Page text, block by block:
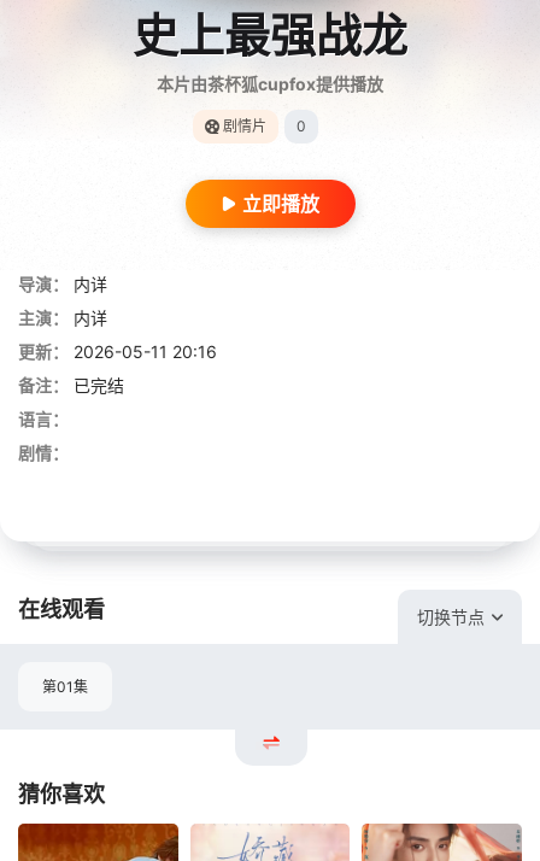
史上最强战龙
本片由茶杯狐cupfox提供播放
剧情片 0
立即播放
导演：
内详
主演：
内详
更新：
2026-05-11 20:16
备注：
已完结
语言：
剧情：
在线观看 切换节点
第01集
猜你喜欢